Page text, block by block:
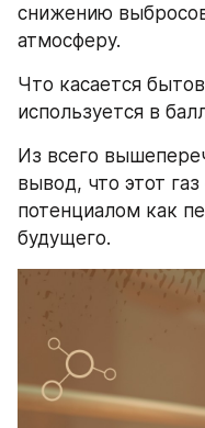
снижению
атмосферу.
Что касается
используется в
Из всего
вывод, что этот
потенциалом как
будущего.